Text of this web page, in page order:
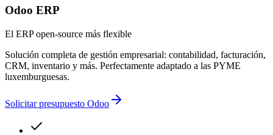
complejidad innecesaria
retrasos administrativos
Odoo ERP
El ERP open-source más flexible
Solución completa de gestión empresarial: contabilidad, facturación,
CRM, inventario y más. Perfectamente adaptado a las PYME
luxemburguesas.
Solicitar presupuesto Odoo